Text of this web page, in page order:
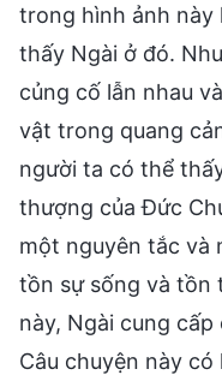
trong hình ảnh này
thấy Ngài ở đó.
củng cố lẫn nhau
vật trong quang
người ta có thể
thượng của Đức
một nguyên tắc và
tồn sự sống và tồn
này, Ngài cung
Câu chuyện này